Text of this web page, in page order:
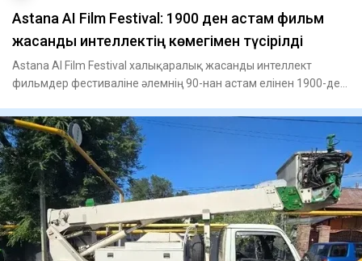
Astana AI Film Festival: 1900 ден астам фильм
жасанды интеллектің көмегімен түсірілді
Astana AI Film Festival халықаралық жасанды интеллект
фильмдер фестиваліне әлемнің 90-нан астам елінен 1900-ден